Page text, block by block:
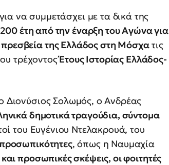
να συμμετάσχει με τα δικά της
200 έτη από την έναρξη του Αγώνα για
πρεσβεία της Ελλάδος στη Μόσχατις
τρέχοντοςΈτους Ιστορίας Ελλάδος-
Διονύσιος Σολωμός, ο Ανδρέας
δημοτικά τραγούδια, σύντομα
του Ευγένιου Ντελακρουά, του
, όπως η Ναυμαχία
προσωπικές σκέψεις, οι φοιτητές